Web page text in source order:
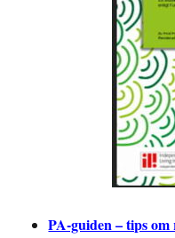
PA-guiden – tips